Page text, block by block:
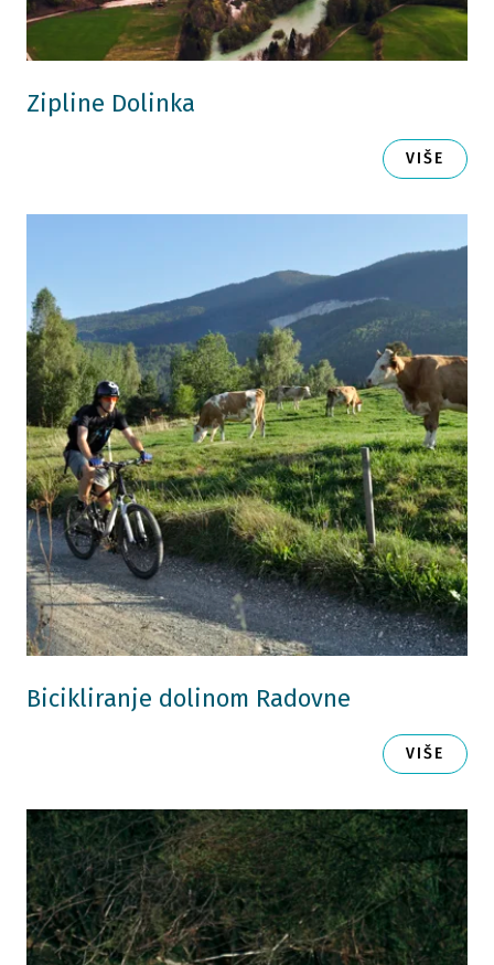
Zipline Dolinka
VIŠE
Bicikliranje dolinom Radovne
VIŠE